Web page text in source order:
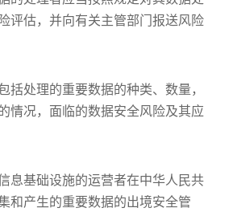
评估，并向有关主管部门报送风险
括处理的重要数据的种类、数量，
情况，面临的数据安全风险及其应
息基础设施的运营者在中华人民共
和产生的重要数据的出境安全管